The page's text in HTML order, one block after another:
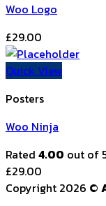
Woo Logo
£29.00
Quick View
Posters
Woo Ninja
Rated 4.00 out of
£29.00
Copyright 2026 ©